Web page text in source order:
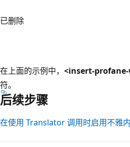
已删除
在上面的示例中， <insert-
符。
后续步骤
在使用 Translator 调用时启用不雅